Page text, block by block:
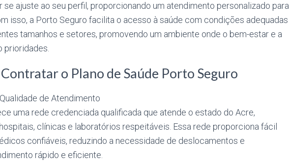
se ajuste ao seu perfil, proporcionando um atendimento personalizado para
isso, a Porto Seguro facilita o acesso à saúde com condições adequadas
tamanhos e setores, promovendo um ambiente onde o bem-estar e a
prioridades.
o Plano de Saúde Porto Seguro
de Atendimento
uma rede credenciada qualificada que atende o estado do Acre,
clínicas e laboratórios respeitáveis. Essa rede proporciona fácil
confiáveis, reduzindo a necessidade de deslocamentos e
rápido e eficiente.